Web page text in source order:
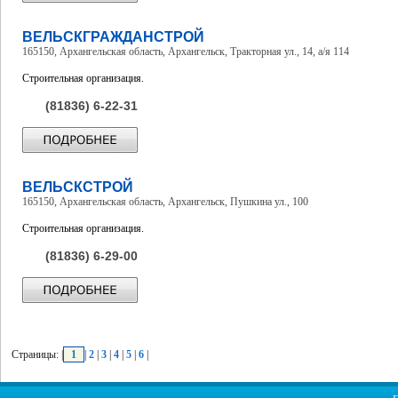
ВЕЛЬСКГРАЖДАНСТРОЙ
165150, Архангельская область, Архангельск, Тракторная ул., 14, а/я 114
Строительная организация.
(81836) 6-22-31
ВЕЛЬСКСТРОЙ
165150, Архангельская область, Архангельск, Пушкина ул., 100
Строительная организация.
(81836) 6-29-00
Страницы: | 1 2 3 4 5 6